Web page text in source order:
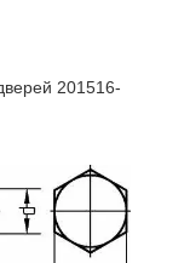
201516-